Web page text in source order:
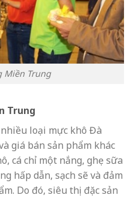
Miền Trung
Trung
loại mực khô Đà
giá bán sản phẩm khác
cá chỉ một nắng, ghẹ sữa
hấp dẫn, sạch sẽ và đảm
Do đó, siêu thị đặc sản